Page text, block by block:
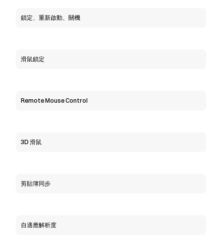
鎖定、重新啟動、關機
滑鼠鎖定
Remote Mouse Control
3D 滑鼠
剪貼簿同步
自適應解析度